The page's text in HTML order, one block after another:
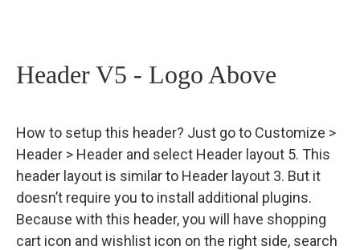
Header V5 - Logo Above
How to setup this header? Just go to Customize >
Header > Header and select Header layout 5. This
header layout is similar to Header layout 3. But it
doesn’t require you to install additional plugins.
Because with this header, you will have shopping
cart icon and wishlist icon on the right side, search